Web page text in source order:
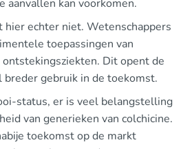
aanvallen kan voorkomen.
hier echter niet. Wetenschappers
toepassingen van
ontstekingsziekten. Dit opent de
gebruik in de toekomst.
status, er is veel belangstelling
van generieken van colchicine.
toekomst op de markt